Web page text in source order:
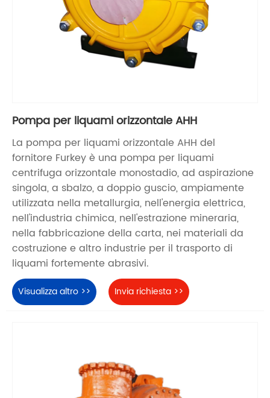
Pompa per liquami orizzontale AHH
La pompa per liquami orizzontale AHH del
fornitore Furkey è una pompa per liquami
centrifuga orizzontale monostadio, ad aspirazione
singola, a sbalzo, a doppio guscio, ampiamente
utilizzata nella metallurgia, nell'energia elettrica,
nell'industria chimica, nell'estrazione mineraria,
nella fabbricazione della carta, nei materiali da
costruzione e altro industrie per il trasporto di
liquami fortemente abrasivi.
Visualizza altro >> Invia richiesta >>